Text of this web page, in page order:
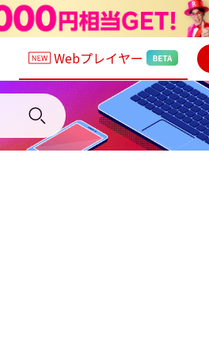
Webプレイヤー